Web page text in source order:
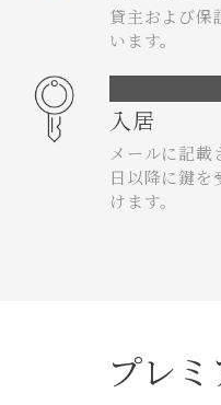
貸主および保
います。
入居
メールに記載
日以降に鍵を
けます。
プレ